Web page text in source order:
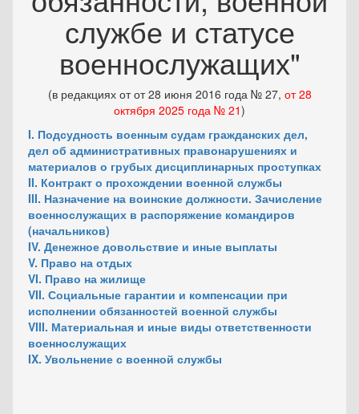
службе и статусе
военнослужащих"
(в редакциях от от 28 июня 2016 года № 27, от 28
октября 2025 года № 21)
I. Подсудность военным судам гражданских дел,
дел об административных правонарушениях и
материалов о грубых дисциплинарных проступках
II. Контракт о прохождении военной службы
III. Назначение на воинские должности. Зачисление
военнослужащих в распоряжение командиров
(начальников)
IV. Денежное довольствие и иные выплаты
V. Право на отдых
VI. Право на жилище
VII. Социальные гарантии и компенсации при
исполнении обязанностей военной службы
VIII. Материальная и иные виды ответственности
военнослужащих
IX. Увольнение с военной службы